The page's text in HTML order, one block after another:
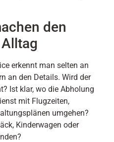
den
erkennt man selten an
an den Details. Wird der
Ist klar, wo die Abholung
mit Flugzeiten,
umgehen?
Kinderwagen oder